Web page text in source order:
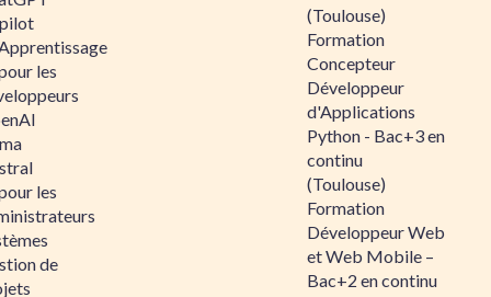
les
les
de
(Toulouse)
Formation
Concepteur
Développeur
d'Applications
Python - Bac+3 en
continu
(Toulouse)
Formation
Développeur Web
et Web Mobile –
Bac+2 en continu